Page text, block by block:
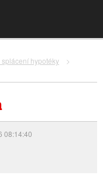
splácení hypotéky
>
08:14:40